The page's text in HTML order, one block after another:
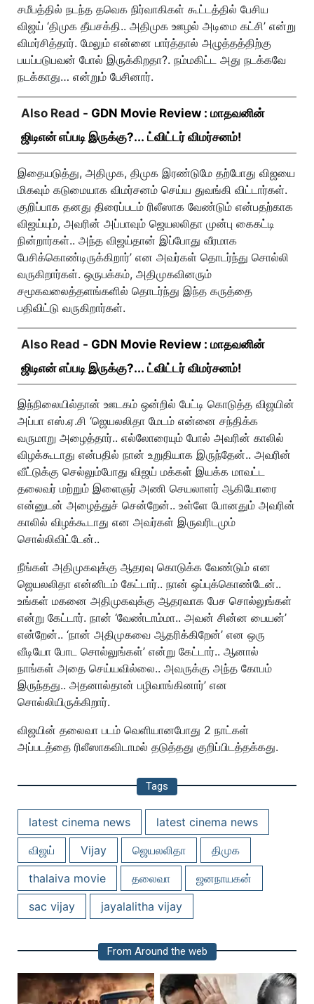
சமீபத்தில் நடந்த தவெக நிர்வாகிகள் கூட்டத்தில் பேசிய
விஜய் ‘திமுக தீயசக்தி.. அதிமுக ஊழல் அடிமை கட்சி’ என்று
விமர்சித்தார். மேலும் என்னை பார்த்தால் அழுத்தத்திற்கு
பயப்படுபவன் போல் இருக்கிறதா?. நம்மகிட்ட அது நடக்கவே
நடக்காது… என்றும் பேசினார்.
Also Read - GDN Movie Review : மாதவனின்
ஜிடிஎன் எப்படி இருக்கு?... ட்விட்டர் விமர்சனம்!
இதையடுத்து, அதிமுக, திமுக இரண்டுமே தற்போது விஜயை
மிகவும் கடுமையாக விமர்சனம் செய்ய துவங்கி விட்டார்கள்.
குறிப்பாக தனது திரைப்படம் ரிலீஸாக வேண்டும் என்பதற்காக
விஜய்யும், அவரின் அப்பாவும் ஜெயலலிதா முன்பு கைகட்டி
நின்றார்கள்.. அந்த விஜய்தான் இப்போது வீரமாக
பேசிக்கொண்டிருக்கிறார்’ என அவர்கள் தொடர்ந்து சொல்லி
வருகிறார்கள். ஒருபக்கம், அதிமுகவினரும்
சமூகவலைத்தளங்களில் தொடர்ந்து இந்த கருத்தை
பதிவிட்டு வருகிறார்கள்.
Also Read - GDN Movie Review : மாதவனின்
ஜிடிஎன் எப்படி இருக்கு?... ட்விட்டர் விமர்சனம்!
இந்நிலையில்தான் ஊடகம் ஒன்றில் பேட்டி கொடுத்த விஜயின்
அப்பா எஸ்.ஏ.சி ‘ஜெயலலிதா மேடம் என்னை சந்திக்க
வருமாறு அழைத்தார்.. எல்லோரையும் போல் அவரின் காலில்
விழக்கூடாது என்பதில் நான் உறுதியாக இருந்தேன்.. அவரின்
வீட்டுக்கு செல்லும்போது விஜய் மக்கள் இயக்க மாவட்ட
தலைவர் மற்றும் இளைஞர் அணி செயலாளர் ஆகியோரை
என்னுடன் அழைத்துச் சென்றேன்.. உள்ளே போனதும் அவரின்
காலில் விழக்கூடாது என அவர்கள் இருவரிடமும்
சொல்லிவிட்டேன்..
நீங்கள் அதிமுகவுக்கு ஆதரவு கொடுக்க வேண்டும் என
ஜெயலலிதா என்னிடம் கேட்டார்.. நான் ஒப்புக்கொண்டேன்..
உங்கள் மகனை அதிமுகவுக்கு ஆதரவாக பேச சொல்லுங்கள்
என்று கேட்டார். நான் ‘வேண்டாம்மா.. அவன் சின்ன பையன்’
என்றேன்.. ‘நான் அதிமுகவை ஆதரிக்கிறேன்’ என ஒரு
வீடியோ போட சொல்லுங்கள்’ என்று கேட்டார்.. ஆனால்
நாங்கள் அதை செய்யவில்லை.. அவருக்கு அந்த கோபம்
இருந்தது.. அதனால்தான் பழிவாங்கினார்’ என
சொல்லியிருக்கிறார்.
விஜயின் தலைவா படம் வெளியானபோது 2 நாட்கள்
அப்படத்தை ரிலீஸாகவிடாமல் தடுத்தது குறிப்பிடத்தக்கது.
Tags
latest cinema news
latest cinema news
விஜய்
Vijay ஜெயலலிதா
திமுக
thalaiva movie
தலைவா
ஜனநாயகன்
sac vijay
jayalalitha vijay
From Around the web